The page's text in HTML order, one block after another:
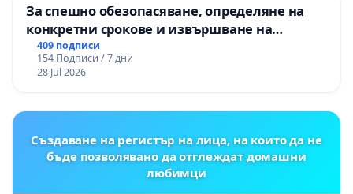
За спешно обезопасяване, определяне на
конкретни срокове и извършване на
цялостна рехабилитация на
републиканския път между пътен възел АМ
„Тракия“ - гр. Ихтиман - с. Мирово - к.к.
409 подписи
154 Подписи / 7 дни
28 Jul 2026
Създаване на регистър на лица, на които да не
бъде позволявано да отглеждат домашни
любимци